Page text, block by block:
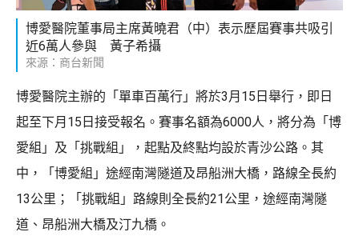
博愛醫院董事局主席黃曉君（中）表示歷屆賽事共吸引
近6萬人參與 黃子希攝
來源：商台新聞
博愛醫院主辦的「單車百萬行」將於3月15日舉行，即日
起至下月15日接受報名。賽事名額為6000人，將分為「博
愛組」及「挑戰組」，起點及終點均設於青沙公路。其
中，「博愛組」途經南灣隧道及昂船洲大橋，路線全長約
13公里；「挑戰組」路線則全長約21公里，途經南灣隧
道、昂船洲大橋及汀九橋。